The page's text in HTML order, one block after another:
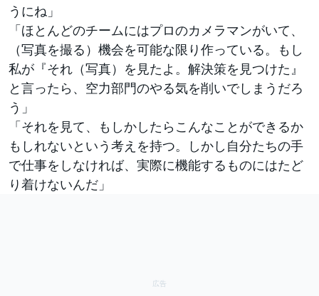
うにね」
「ほとんどのチームにはプロのカメラマンがいて、
（写真を撮る）機会を可能な限り作っている。もし
私が『それ（写真）を見たよ。解決策を見つけた』
と言ったら、空力部門のやる気を削いでしまうだろ
う」
「それを見て、もしかしたらこんなことができるか
もしれないという考えを持つ。しかし自分たちの手
で仕事をしなければ、実際に機能するものにはたど
り着けないんだ」